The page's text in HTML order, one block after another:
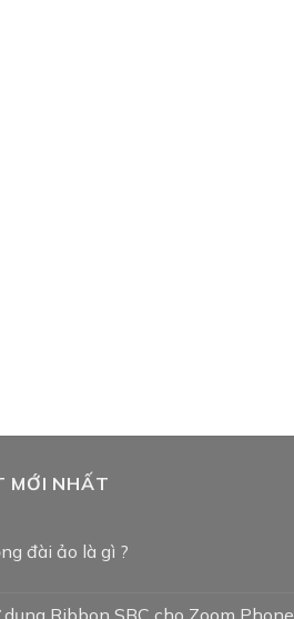
MỚI NHẤT
đài ảo là gì ?